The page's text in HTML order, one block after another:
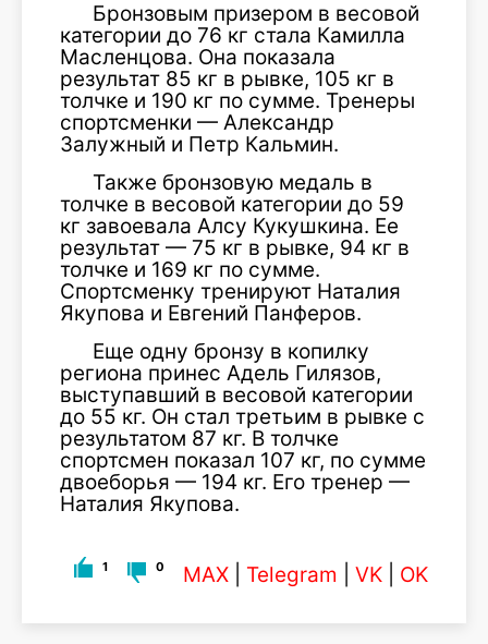
Бронзовым призером в весовой
категории до 76 кг стала Камилла
Масленцова. Она показала
результат 85 кг в рывке, 105 кг в
толчке и 190 кг по сумме. Тренеры
спортсменки — Александр
Залужный и Петр Кальмин.
Также бронзовую медаль в
толчке в весовой категории до 59
кг завоевала Алсу Кукушкина. Ее
результат — 75 кг в рывке, 94 кг в
толчке и 169 кг по сумме.
Спортсменку тренируют Наталия
Якупова и Евгений Панферов.
Еще одну бронзу в копилку
региона принес Адель Гилязов,
выступавший в весовой категории
до 55 кг. Он стал третьим в рывке с
результатом 87 кг. В толчке
спортсмен показал 107 кг, по сумме
двоеборья — 194 кг. Его тренер —
Наталия Якупова.
1 0 MAX Telegram VK OK